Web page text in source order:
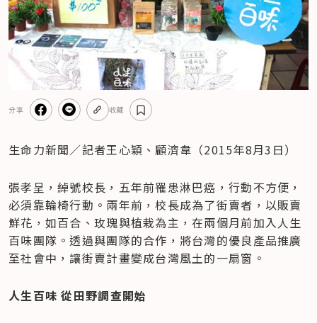
分享 收藏
生命力新聞／記者王心穎、顧濟韋（2015年8月3日）
張孝呈，綽號校長，五年前罹患淋巴癌，行動不方便，
必須靠輪椅行動。兩年前，校長成為了街賣者，以販賣
鮮花，如百合、玫瑰與植栽為主，在兩個月前加入人生
百味團隊。透過與團隊的合作，將台灣的優良產品推廣
至社會中，讓街賣計畫變成台灣風土的一扇窗。
人生百味 從田野調查開始